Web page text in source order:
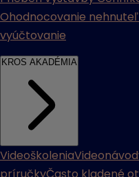
Ohodnocovanie
vyúčtovanie
KROS AKADÉMIA
Videoškolenia